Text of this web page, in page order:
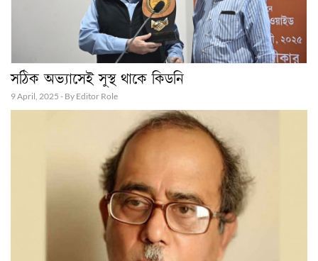
সঠিক অভ্যাসেই সুস্থ থাকে কিডনি
9 April, 2025 - By Editor Role